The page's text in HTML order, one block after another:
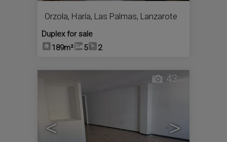
Orzola, Haría, Las Palmas, Lanzarote
Duplex for sale
189m²
5 2
< >
43